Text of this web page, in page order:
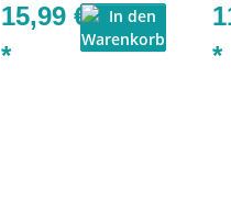
15,99 €
*
*